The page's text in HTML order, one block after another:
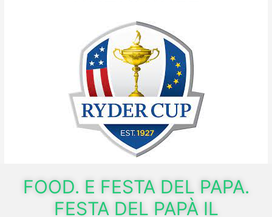
FOOD. E FESTA DEL PAPA.
FESTA DEL PAPÀ IL